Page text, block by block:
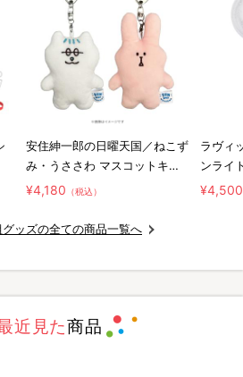
安住紳一郎の日曜天国／ねこず
み・うささわ マスコットキー
ホルダー2種セット
¥4,180 （税込）
ラヴィ
ンライ
¥4,500
グッズの全ての商品一覧へ
近見た商品